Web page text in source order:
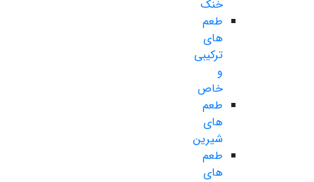
خنک
طعم
های
ترکیبی
و
خاص
طعم
های
شیرین
طعم
های